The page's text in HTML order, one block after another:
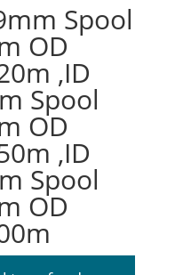
Spool
OD
,ID
Spool
OD
,ID
Spool
OD